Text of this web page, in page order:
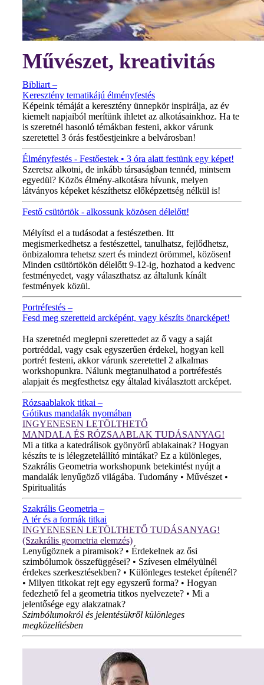
Művészet, kreativitás
Bibliart –
Keresztény tematikájú élményfestés
Képeink témáját a keresztény ünnepkör inspirálja, az év
kiemelt napjaiból merítünk ihletet az alkotásainkhoz. Ha te
is szeretnél hasonló témákban festeni, akkor várunk
szeretettel 3 órás festőestjeinkre a belvárosban!
Élményfestés - Festőestek • 3 óra alatt festünk egy képet!
Szeretsz alkotni, de inkább társaságban tennéd, mintsem
egyedül? Közös élmény-alkotásra hívunk, melyen
látványos képeket készíthetsz előképzettség nélkül is!
Festő csütörtök - alkossunk közösen délelőtt!
Mélyítsd el a tudásodat a festészetben. Itt
megismerkedhetsz a festészettel, tanulhatsz, fejlődhetsz,
önbizalomra tehetsz szert és mindezt örömmel, közösen!
Minden csütörtökön délelőtt 9-12-ig, hozhatod a kedvenc
festményedet, vagy választhatsz az általunk kínált
festmények közül.
Portréfestés –
Fesd meg szeretteid arcképént, vagy készíts önarcképet!
Ha szeretnéd meglepni szerettedet az ő vagy a saját
portréddal, vagy csak egyszerűen érdekel, hogyan kell
portrét festeni, akkor várunk szeretettel 2 alkalmas
workshopunkra. Nálunk megtanulhatod a portréfestés
alapjait és megfesthetsz egy általad kiválasztott arcképet.
Rózsaablakok titkai –
Gótikus mandalák nyomában
INGYENESEN LETÖLTHETŐ
MANDALA ÉS RÓZSAABLAK TUDÁSANYAG!
Mi a titka a katedrálisok gyönyörű ablakainak? Hogyan
készíts te is lélegzetelállító mintákat? Ez a különleges,
Szakrális Geometria workshopunk betekintést nyújt a
mandalák lenyűgöző világába. Tudomány • Művészet •
Spiritualitás
Szakrális Geometria –
A tér és a formák titkai
INGYENESEN LETÖLTHETŐ TUDÁSANYAG!
(Szakrális geometria elemzés)
Lenyűgöznek a piramisok? • Érdekelnek az ősi
szimbólumok összefüggései? • Szívesen elmélyülnél
érdekes szerkesztésekben? • Különleges testeket építenél?
• Milyen titkokat rejt egy egyszerű forma? • Hogyan
fedezhető fel a geometria titkos nyelvezete? • Mi a
jelentősége egy alakzatnak?
Szimbólumokról és jelentésükről különleges
megközelítésben